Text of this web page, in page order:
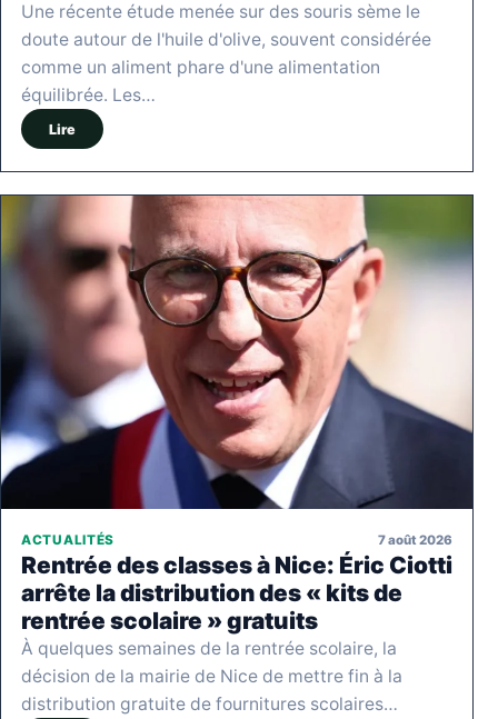
Une récente étude menée sur des souris sème le
doute autour de l'huile d'olive, souvent considérée
comme un aliment phare d'une alimentation
équilibrée. Les…
Lire
ACTUALITÉS 7 août 2026
Rentrée des classes à Nice: Éric Ciotti
arrête la distribution des « kits de
rentrée scolaire » gratuits
À quelques semaines de la rentrée scolaire, la
décision de la mairie de Nice de mettre fin à la
distribution gratuite de fournitures scolaires…